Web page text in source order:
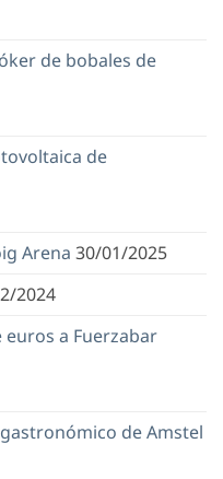
de bobales de
de
Arena 30/01/2025
2024
a Fuerzabar
de Amstel